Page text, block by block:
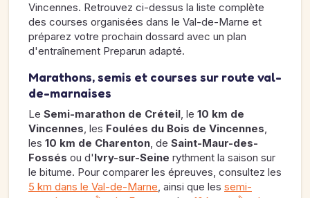
Vincennes. Retrouvez ci-dessus la liste complète
des courses organisées dans le Val-de-Marne et
préparez votre prochain dossard avec un plan
d'entraînement Preparun adapté.
Marathons, semis et courses sur route val-
de-marnaises
Le Semi-marathon de Créteil, le 10 km de
Vincennes, les Foulées du Bois de Vincennes,
les 10 km de Charenton, de Saint-Maur-des-
Fossés ou d'Ivry-sur-Seine rythment la saison sur
le bitume. Pour comparer les épreuves, consultez les
5 km dans le Val-de-Marne, ainsi que les semi-